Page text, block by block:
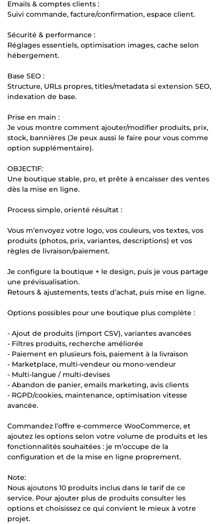
Emails & comptes clients :
Suivi commande, facture/confirmation, espace client.
Sécurité & performance :
Réglages essentiels, optimisation images, cache selon
hébergement.
Base SEO :
Structure, URLs propres, titles/metadata si extension SEO,
indexation de base.
Prise en main :
Je vous montre comment ajouter/modifier produits, prix,
stock, bannières (Je peux aussi le faire pour vous comme
option supplémentaire).
OBJECTIF:
Une boutique stable, pro, et prête à encaisser des ventes
dès la mise en ligne.
Process simple, orienté résultat :
Vous m’envoyez votre logo, vos couleurs, vos textes, vos
produits (photos, prix, variantes, descriptions) et vos
règles de livraison/paiement.
Je configure la boutique + le design, puis je vous partage
une prévisualisation.
Retours & ajustements, tests d’achat, puis mise en ligne.
Options possibles pour une boutique plus complète :
- Ajout de produits (import CSV), variantes avancées
- Filtres produits, recherche améliorée
- Paiement en plusieurs fois, paiement à la livraison
- Marketplace, multi-vendeur ou mono-vendeur
- Multi-langue / multi-devises
- Abandon de panier, emails marketing, avis clients
- RGPD/cookies, maintenance, optimisation vitesse
avancée.
Commandez l’offre e-commerce WooCommerce, et
ajoutez les options selon votre volume de produits et les
fonctionnalités souhaitées : je m’occupe de la
configuration et de la mise en ligne proprement.
Note:
Nous ajoutons 10 produits inclus dans le tarif de ce
service. Pour ajouter plus de produits consulter les
options et choisissez ce qui convient le mieux à votre
projet.